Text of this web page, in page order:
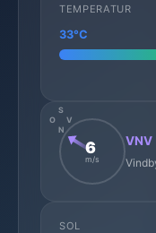
TEMPERATUR
33°C
N
S
O
V
6
m/s
VNV
SOL